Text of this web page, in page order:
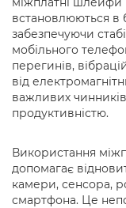
встановлюються в
забезпечуючи
мобільного
перегинів,
від
важливих
продуктивністю.
Використання
допомагає
камери, сенсора,
смартфона. Це